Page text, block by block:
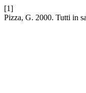
[1]
Pizza, G. 2000. Tutti in